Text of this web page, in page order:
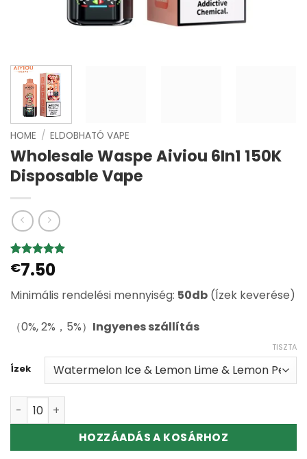
HOME / ELDOBHATÓ VAPE
Wholesale Waspe Aiviou 6In1 150K
Disposable Vape
Értékelés
az 5-ből,
2
alapján
€7.50
Minimális rendelési mennyiség: 50db (Ízek keverése)
（0%, 2%，5%） Ingyenes szállítás
Ízek
TISZTA
Wholesale Waspe Aiviou 6In1 150K Disposable Vape
HOZZÁADÁS A KOSÁRHOZ